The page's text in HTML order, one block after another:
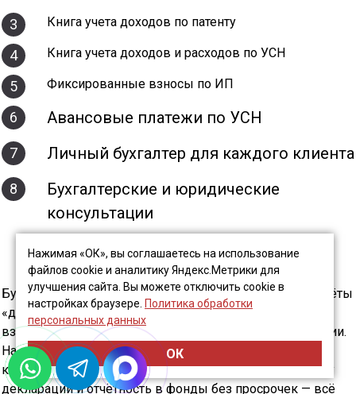
Нажимая «ОК», вы соглашаетесь на использование
файлов cookie и аналитику Яндекс.Метрики для
улучшения сайта. Вы можете отключить cookie в
настройках браузере. Политика обработки
персональных данных
ОК
3 Книга учета доходов по патенту
4 Книга учета доходов и расходов по УСН
5 Фиксированные взносы по ИП
6 Авансовые платежи по УСН
7 Личный бухгалтер для каждого клиента
8
Бухгалтерские и юридические
консультации
Бухгалтерское сопровождение ИП — это не просто отчёты
«для галочки». Мы берём на себя контроль налогов,
взносов и сроков, сдаём отчётность, подаём декларации.
Например, ИП на УСН «доходы» с оборотом 1,5 млн в
квартал получит полный расчёт налога (6%), подготовку
декларации и отчётность в фонды без просрочек — всё